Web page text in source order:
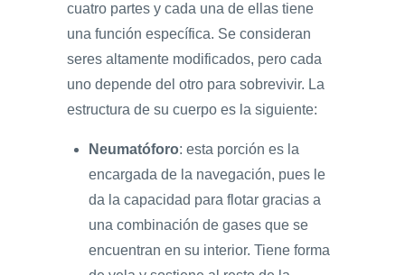
cuatro partes y cada una de ellas tiene
una función específica. Se consideran
seres altamente modificados, pero cada
uno depende del otro para sobrevivir. La
estructura de su cuerpo es la siguiente:
Neumatóforo: esta porción es la
encargada de la navegación, pues le
da la capacidad para flotar gracias a
una combinación de gases que se
encuentran en su interior. Tiene forma